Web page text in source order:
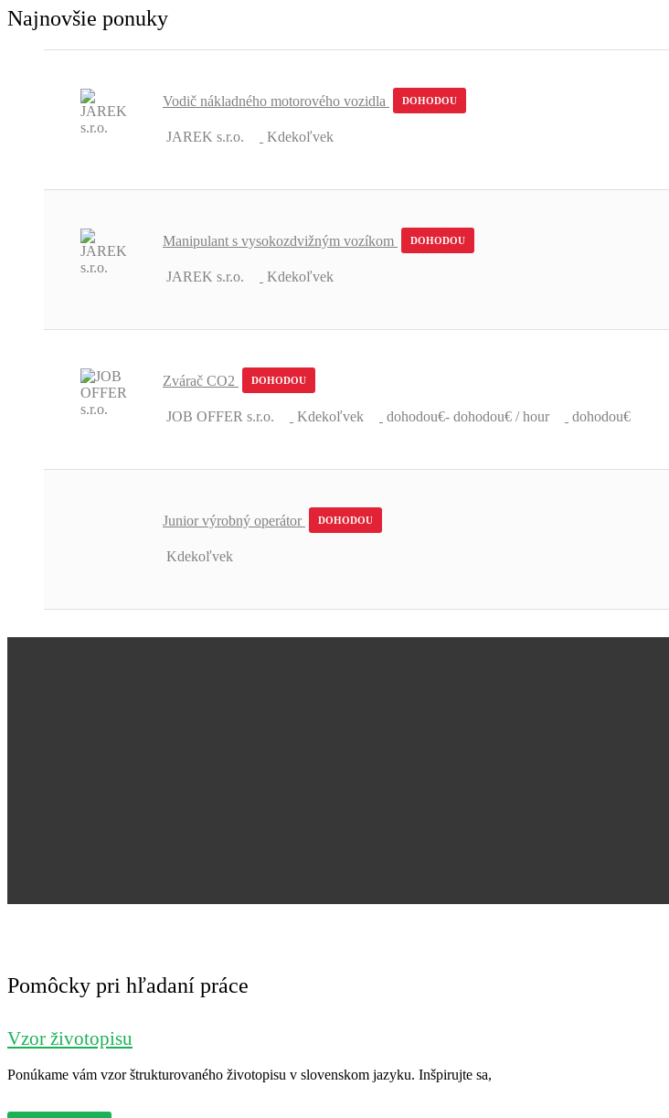
Najnovšie ponuky
Vodič nákladného motorového vozidla DOHODOU
JAREK s.r.o. Kdekoľvek
Manipulant s vysokozdvižným vozíkom DOHODOU
JAREK s.r.o. Kdekoľvek
Zvárač CO2 DOHODOU
JOB OFFER s.r.o. Kdekoľvek dohodou€- dohodou€ / hour dohodou€
Junior výrobný operátor DOHODOU
Kdekoľvek
Pomôcky pri hľadaní práce
Vzor životopisu
Ponúkame vám vzor štrukturovaného životopisu v slovenskom jazyku. Inšpirujte sa,